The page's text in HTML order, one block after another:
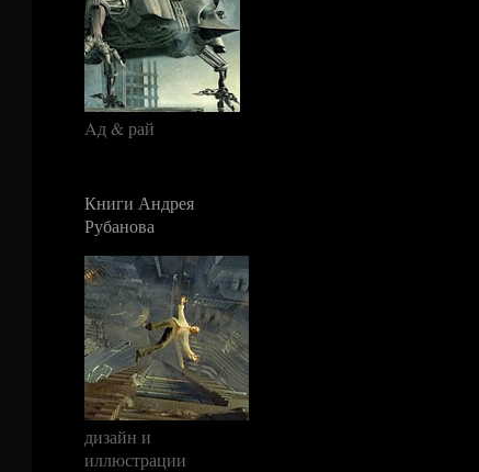
Aд & рай
Книги Андрея
Рубанова
дизайн и
иллюстрации